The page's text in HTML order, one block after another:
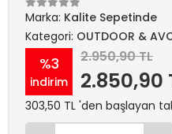
Marka: Kalite Sepetinde
Kategori: OUTDOOR &
%3
indirim
2.950,90 TL
2.850,90
303,50 TL 'den başlayan